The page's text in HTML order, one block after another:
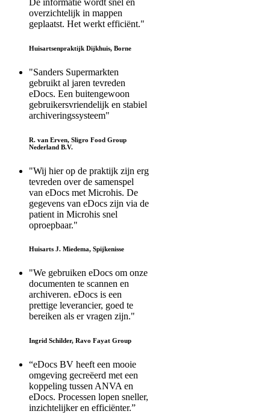
overzichtelijk in mappen
geplaatst. Het werkt efficiënt."
Huisartsenpraktijk Dijkhuis, Borne
"Sanders Supermarkten
gebruikt al jaren tevreden
eDocs. Een buitengewoon
gebruikersvriendelijk en stabiel
archiveringssysteem"
R. van Erven, Sligro Food Group
Nederland B.V.
"Wij hier op de praktijk zijn erg
tevreden over de samenspel
van eDocs met Microhis. De
gegevens van eDocs zijn via de
patient in Microhis snel
oproepbaar."
Huisarts J. Miedema, Spijkenisse
"We gebruiken eDocs om onze
documenten te scannen en
archiveren. eDocs is een
prettige leverancier, goed te
bereiken als er vragen zijn."
Ingrid Schilder, Ravo Fayat Group
“eDocs BV heeft een mooie
omgeving gecreëerd met een
koppeling tussen ANVA en
eDocs. Processen lopen sneller,
inzichtelijker en efficiënter.”